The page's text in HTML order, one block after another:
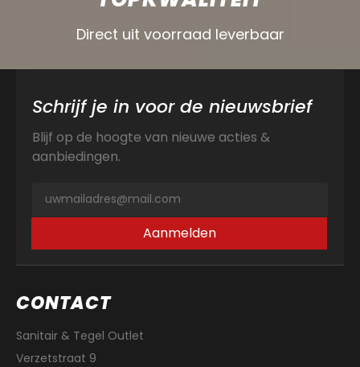
Direct uit voorraad leverbaar
Schrijf je in voor de nieuwsbrief
Blijf op de hoogte van nieuwe acties &
aanbiedingen.
Aanmelden
CONTACT
Sanitair & Tegel Outlet
Verzetstraat 9